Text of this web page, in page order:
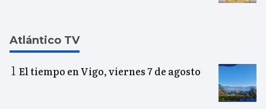
Atlántico TV
El tiempo en Vigo, viernes 7 de agosto